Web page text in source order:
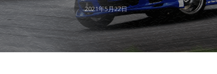
Posted
on
2021年5月22日